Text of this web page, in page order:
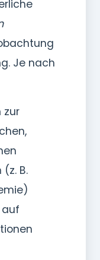
Je nach
zur
B.